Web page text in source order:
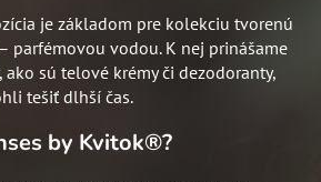
je základom pre kolekciu tvorenú
parfémovou vodou. K nej prinášame
sú telové krémy či dezodoranty,
tešiť dlhší čas.
by Kvitok®?